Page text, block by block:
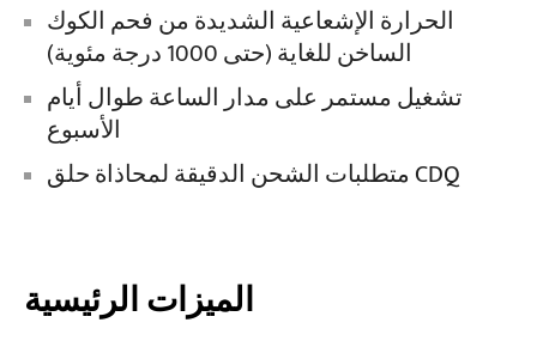
الحرارة الإشعاعية الشديدة من فحم الكوك
الساخن للغاية (حتى 1000 درجة مئوية)
تشغيل مستمر على مدار الساعة طوال أيام
الأسبوع
متطلبات الشحن الدقيقة لمحاذاة حلق CDQ
الميزات الرئيسية